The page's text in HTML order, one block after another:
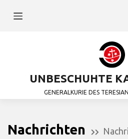
UNBESCHUHTE
GENERALKURIE DES
Nachrichten